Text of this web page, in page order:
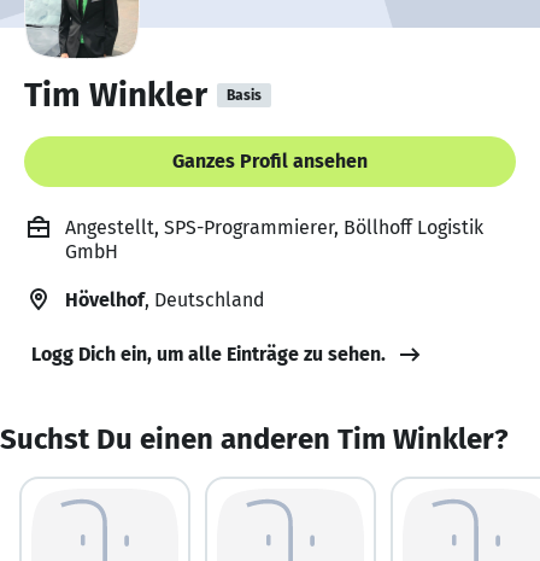
Tim Winkler Basis
Ganzes Profil ansehen
Angestellt, SPS-Programmierer, Böllhoff Logistik
GmbH
Hövelhof, Deutschland
Logg Dich ein, um alle Einträge zu sehen.
Suchst Du einen anderen Tim Winkler?